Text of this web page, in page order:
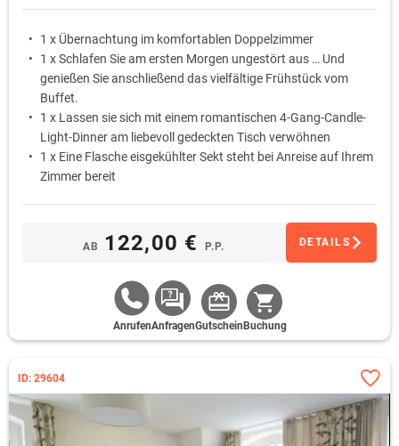
1 x Übernachtung im komfortablen Doppelzimmer
1 x Schlafen Sie am ersten Morgen ungestört aus … Und
genießen Sie anschließend das vielfältige Frühstück vom
Buffet.
1 x Lassen sie sich mit einem romantischen 4-Gang-Candle-
Light-Dinner am liebevoll gedeckten Tisch verwöhnen
1 x Eine Flasche eisgekühlter Sekt steht bei Anreise auf Ihrem
Zimmer bereit
AB 122,00 € P.P. DETAILS
AnrufenAnfragenGutschein Buchung
ID: 29604